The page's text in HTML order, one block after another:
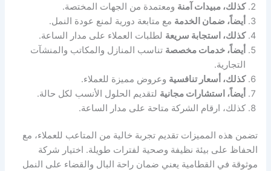
كذلك، مبيدات آمنة ومعتمدة من الجهات المختصة.
أيضاً، ضمان الخدمة مع متابعة دورية لمنع عودة النمل.
كذلك، استجابة سريعة لطلبات العملاء على مدار الساعة.
أيضاً، خدمات مخصصة تناسب المنازل والمكاتب والمنشآت
التجارية.
كذلك، أسعار تنافسية وعروض مميزة للعملاء.
أيضاً، استشارات مجانية لتقديم الحلول الأنسب لكل حالة.
كذلك، ارقام الشركة متاحة على مدار الساعة.
تضمن هذه المميزات تقديم تجربة خالية من المتاعب للعملاء، مع
الحفاظ على بيئة نظيفة وصحية لفترات طويلة. اختيار شركة
موثوقة في القطامية يعني ضمان راحة البال والقضاء على النمل